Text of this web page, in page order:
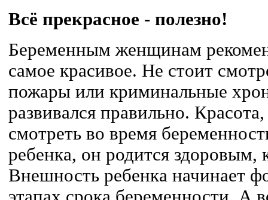
Всё прекрасное - полезно!
Беременным женщинам
самое красивое. Не стоит
пожары или криминальные
развивался правильно.
смотреть во время
ребенка, он родится
Внешность ребенка начинает